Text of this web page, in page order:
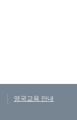
영국교육 안내